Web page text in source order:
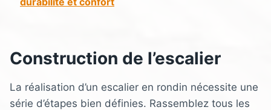
Construction de l’escalier
La réalisation d’un escalier en rondin nécessite une
série d’étapes bien définies. Rassemblez tous les